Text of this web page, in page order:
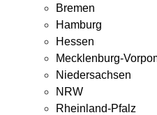
Bremen
Hamburg
Hessen
Mecklenburg-
Niedersachsen
NRW
Rheinland-Pfalz